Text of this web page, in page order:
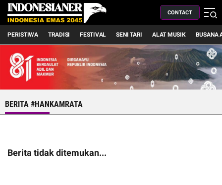
CONTACT
PERISTIWA TRADISI FESTIVAL SENI TARI ALAT MUSIK BUSANA
BERITA #HANKAMRATA
Berita tidak ditemukan...